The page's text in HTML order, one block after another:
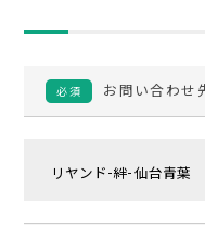
必須 お問い合わせ